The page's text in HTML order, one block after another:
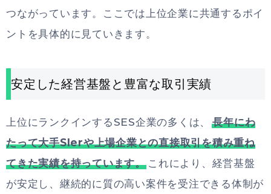
つながっています。ここでは上位企業に共通するポイ
ントを具体的に見ていきます。
安定した経営基盤と豊富な取引実績
上位にランクインするSES企業の多くは、
長年にわ
たって大手SIerや上場企業との直接取引を積み重ね
てきた実績を持っています。 これにより、経営基盤
が安定し、継続的に質の高い案件を受注できる体制が